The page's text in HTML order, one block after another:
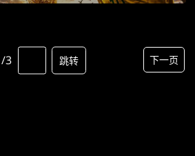
3 跳转 下一页